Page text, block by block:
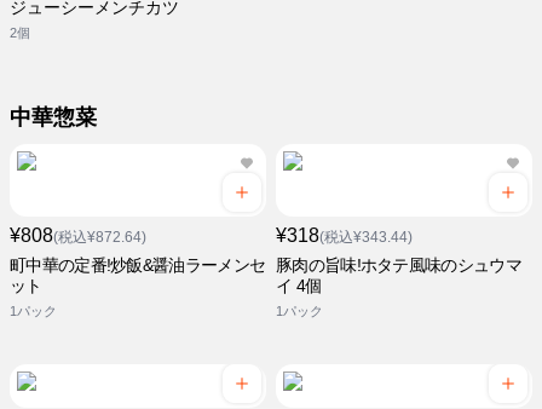
ジューシーメンチカツ
2個
中華惣菜
¥808(税込¥872.64)
町中華の定番!炒飯&醤油ラーメンセ
ット
1パック
¥318(税込¥343.44)
豚肉の旨味!ホタテ風味のシュウマ
イ 4個
1パック